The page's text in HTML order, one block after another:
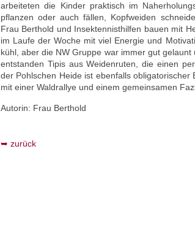
arbeiteten die Kinder praktisch im
pflanzen oder auch fällen, Kopfweiden
Frau Berthold und Insektennisthilfen bauen mit
im Laufe der Woche mit viel Energie und
kühl, aber die NW Gruppe war immer gut
entstanden Tipis aus Weidenruten, die einen
der Pohlschen Heide ist ebenfalls
mit einer Waldrallye und einem gemeinsamen
Autorin: Frau Berthold
zurück